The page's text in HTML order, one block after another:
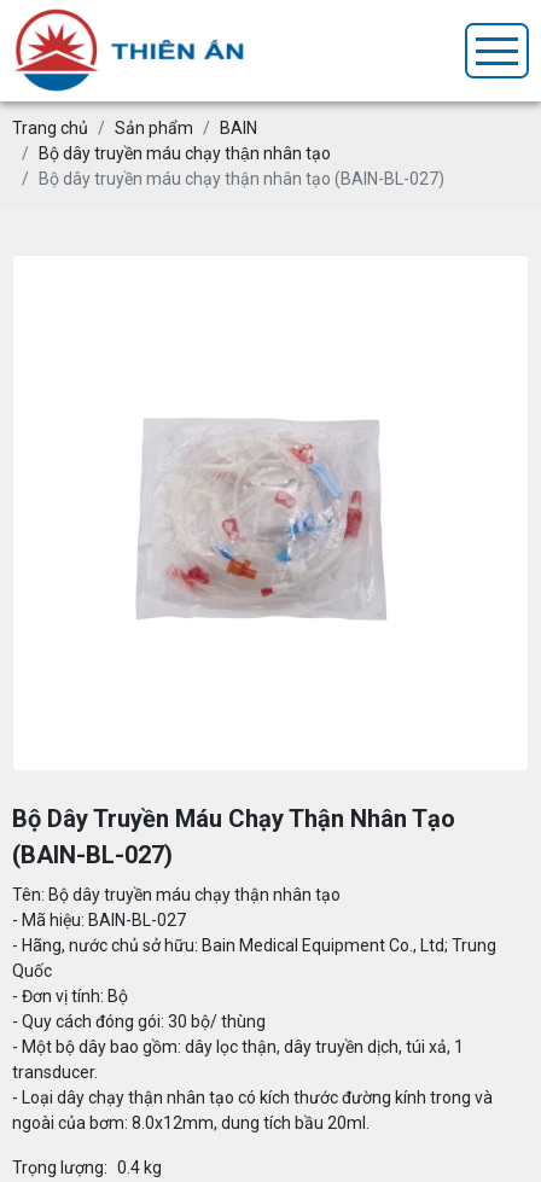
Trang chủ Sản phẩm
BAIN
Bộ dây truyền máu chạy thận nhân tạo
Bộ dây truyền máu chạy thận nhân tạo (BAIN-BL-027)
Bộ Dây Truyền Máu Chạy Thận Nhân Tạo
(BAIN-BL-027)
Tên: Bộ dây truyền máu chạy thận nhân tạo
- Mã hiệu: BAIN-BL-027
- Hãng, nước chủ sở hữu: Bain Medical Equipment Co., Ltd; Trung
Quốc
- Đơn vị tính: Bộ
- Quy cách đóng gói: 30 bộ/ thùng
- Một bộ dây bao gồm: dây lọc thận, dây truyền dịch, túi xả, 1
transducer.
- Loại dây chạy thận nhân tạo có kích thước đường kính trong và
ngoài của bơm: 8.0x12mm, dung tích bầu 20ml.
Trọng lượng: 0.4 kg